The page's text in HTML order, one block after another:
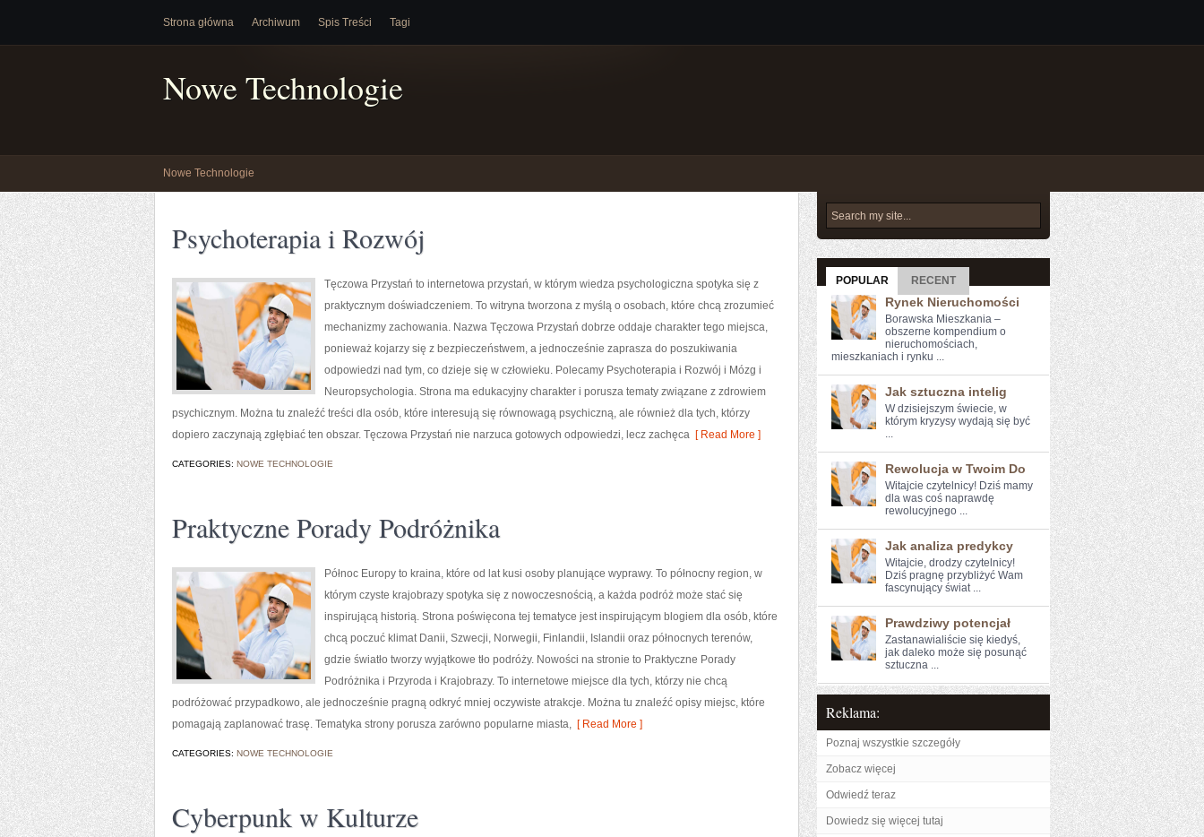
Strona główna Archiwum Spis Treści Tagi
Nowe Technologie
Nowe Technologie
Psychoterapia i Rozwój
Tęczowa Przystań to internetowa przystań, w którym wiedza psychologiczna spotyka się z
praktycznym doświadczeniem. To witryna tworzona z myślą o osobach, które chcą zrozumieć
mechanizmy zachowania. Nazwa Tęczowa Przystań dobrze oddaje charakter tego miejsca,
ponieważ kojarzy się z bezpieczeństwem, a jednocześnie zaprasza do poszukiwania
odpowiedzi nad tym, co dzieje się w człowieku. Polecamy Psychoterapia i Rozwój i Mózg i
Neuropsychologia. Strona ma edukacyjny charakter i porusza tematy związane z zdrowiem
psychicznym. Można tu znaleźć treści dla osób, które interesują się równowagą psychiczną, ale również dla tych, którzy
dopiero zaczynają zgłębiać ten obszar. Tęczowa Przystań nie narzuca gotowych odpowiedzi, lecz zachęca [ Read More ]
CATEGORIES: NOWE TECHNOLOGIE
Praktyczne Porady Podróżnika
Północ Europy to kraina, które od lat kusi osoby planujące wyprawy. To północny region, w
którym czyste krajobrazy spotyka się z nowoczesnością, a każda podróż może stać się
inspirującą historią. Strona poświęcona tej tematyce jest inspirującym blogiem dla osób, które
chcą poczuć klimat Danii, Szwecji, Norwegii, Finlandii, Islandii oraz północnych terenów,
gdzie światło tworzy wyjątkowe tło podróży. Nowości na stronie to Praktyczne Porady
Podróżnika i Przyroda i Krajobrazy. To internetowe miejsce dla tych, którzy nie chcą
podróżować przypadkowo, ale jednocześnie pragną odkryć mniej oczywiste atrakcje. Można tu znaleźć opisy miejsc, które
pomagają zaplanować trasę. Tematyka strony porusza zarówno popularne miasta, [ Read More ]
CATEGORIES: NOWE TECHNOLOGIE
Cyberpunk w Kulturze
POPULAR RECENT
Rynek Nieruchomości
Borawska Mieszkania –
obszerne kompendium o
nieruchomościach,
mieszkaniach i rynku ...
Jak sztuczna intelig
W dzisiejszym świecie, w
którym kryzysy wydają‌ się być
...
Rewolucja w Twoim Do
Witajcie czytelnicy! Dziś ⁤mamy
dla was coś naprawdę
rewolucyjnego ...
Jak analiza predykcy
Witajcie, drodzy ​czytelnicy!
⁢Dziś​ pragnę przybliżyć Wam
fascynujący świat ...
Prawdziwy potencjał
Zastanawialiście się kiedyś,⁢
jak daleko może się posunąć
sztuczna ...
Reklama:
Poznaj wszystkie szczegóły
Zobacz więcej
Odwiedź teraz
Dowiedz się więcej tutaj